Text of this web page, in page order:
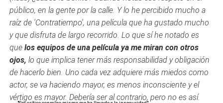
público, en la gente por la calle. Y lo he percibido mucho a
raíz de 'Contratiempo', una película que ha gustado mucho
y que disfruta de largo recorrido. Lo que sí he notado es
que los equipos de una película ya me miran con otros
ojos, lo que implica tener más responsabilidad y obligación
de hacerlo bien. Uno cada vez adquiere más miedos como
actor, se va haciendo mayor, es menos inconsciente y el
vértigo es mayor. Debería ser al contrario, pero no es así.